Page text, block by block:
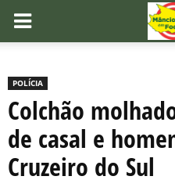
POLÍCIA
Colchão
de casal e
Cruzeiro do Sul